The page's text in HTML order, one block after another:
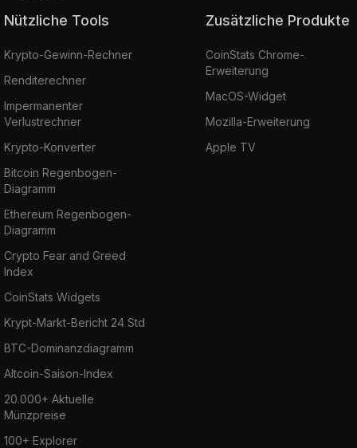
Nützliche Tools
Krypto-Gewinn-Rechner
Renditerechner
Impermanenter
Verlustrechner
Krypto-Konverter
Bitcoin Regenbogen-
Diagramm
Ethereum Regenbogen-
Diagramm
Crypto Fear and Greed
Index
CoinStats Widgets
Krypt-Markt-Bericht 24 Std
BTC-Dominanzdiagramm
Altcoin-Saison-Index
20.000+ Aktuelle
Münzpreise
100+ Explorer
Zusätzliche Produkte
CoinStats Chrome-
Erweiterung
MacOS-Widget
Mozilla-Erweiterung
Apple TV